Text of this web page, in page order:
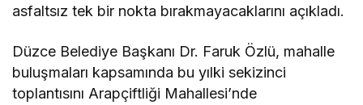
asfaltsız tek bir nokta bırakmayacaklarını açıkladı.
Düzce Belediye Başkanı Dr. Faruk Özlü, mahalle
buluşmaları kapsamında bu yılki sekizinci
toplantısını Arapçiftliği Mahallesi’nde